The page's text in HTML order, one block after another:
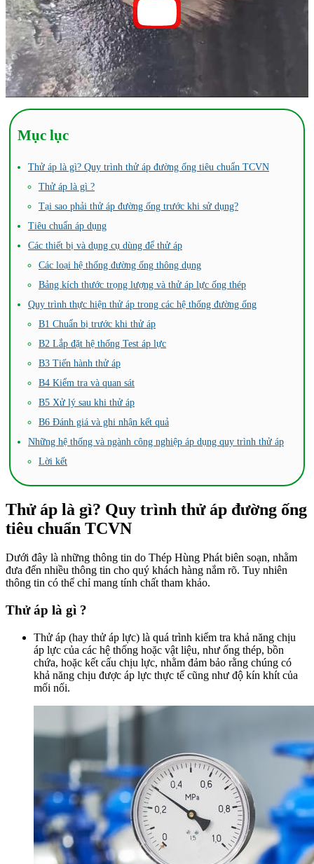
Mục lục
Thử áp là gì? Quy trình thử áp đường ống tiêu chuẩn TCVN
Thử áp là gì ?
Tại sao phải thử áp đường ống trước khi sử dụng?
Tiêu chuẩn áp dụng
Các thiết bị và dụng cụ dùng để thử áp
Các loại hệ thống đường ống thông dụng
Bảng kích thước trọng lượng và thử áp lực ống thép
Quy trình thực hiện thử áp trong các hệ thống đường ống
B1 Chuẩn bị trước khi thử áp
B2 Lắp đặt hệ thống Test áp lực
B3 Tiến hành thử áp
B4 Kiểm tra và quan sát
B5 Xử lý sau khi thử áp
B6 Đánh giá và ghi nhận kết quả
Những hệ thống và ngành công nghiệp áp dụng quy trình thử áp
Lời kết
Thử áp là gì? Quy trình thử áp đường ống
tiêu chuẩn TCVN
Dưới đây là những thông tin do Thép Hùng Phát biên soạn, nhằm
đưa đến nhiều thông tin cho quý khách hàng nắm rõ. Tuy nhiên
thông tin có thể chỉ mang tính chất tham khảo.
Thử áp là gì ?
Thử áp (hay thử áp lực) là quá trình kiểm tra khả năng chịu
áp lực của các hệ thống hoặc vật liệu, như ống thép, bồn
chứa, hoặc kết cấu chịu lực, nhằm đảm bảo rằng chúng có
khả năng chịu được áp lực thực tế cũng như độ kín khít của
mối nối.